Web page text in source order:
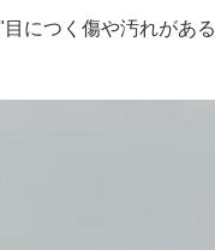
につく傷や汚れがある